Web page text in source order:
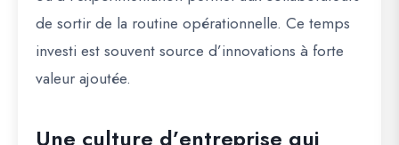
de sortir de la routine opérationnelle. Ce temps
investi est souvent source d’innovations à forte
valeur ajoutée.
Une culture d’entreprise qui